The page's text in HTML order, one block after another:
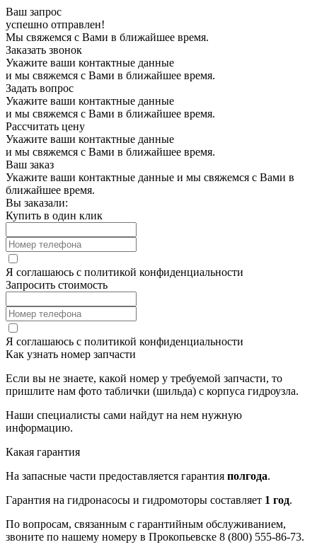
Ваш запрос
успешно отправлен!
Мы свяжемся с Вами в ближайшее время.
Заказать звонок
Укажите ваши контактные данные
и мы свяжемся с Вами в ближайшее время.
Задать вопрос
Укажите ваши контактные данные
и мы свяжемся с Вами в ближайшее время.
Рассчитать цену
Укажите ваши контактные данные
и мы свяжемся с Вами в ближайшее время.
Ваш заказ
Укажите ваши контактные данные и мы свяжемся с Вами в
ближайшее время.
Вы заказали:
Купить в один клик
Я соглашаюсь с политикой конфиденциальности
Запросить стоимость
Я соглашаюсь с политикой конфиденциальности
Как узнать номер запчасти
Если вы не знаете, какой номер у требуемой запчасти, то
пришлите нам фото таблички (шильда) с корпуса гидроузла.
Наши специалисты сами найдут на нем нужную
информацию.
Какая гарантия
На запасные части предоставляется гарантия полгода.
Гарантия на гидронасосы и гидромоторы составляет 1 год.
По вопросам, связанным с гарантийным обслуживанием,
звоните по нашему номеру в Прокопьевске 8 (800) 555-86-73.